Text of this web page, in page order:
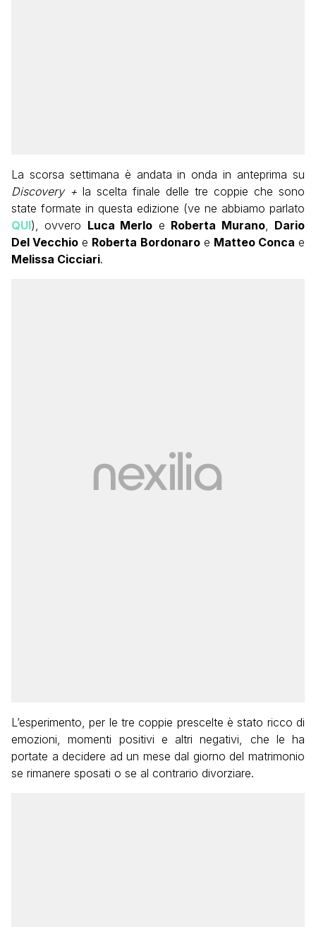
La scorsa settimana è andata in onda in anteprima su
Discovery + la scelta finale delle tre coppie che sono
state formate in questa edizione (ve ne abbiamo parlato
QUI), ovvero Luca Merlo e Roberta Murano, Dario
Del Vecchio e Roberta Bordonaroe Matteo Conca e
Melissa Cicciari.
L’esperimento, per le tre coppie prescelte è stato ricco di
emozioni, momenti positivi e altri negativi, che le ha
portate a decidere ad un mese dal giorno del matrimonio
se rimanere sposati o se al contrario divorziare.